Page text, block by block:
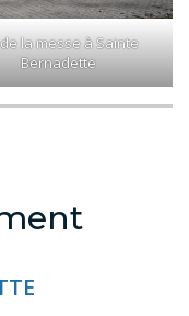
la messe à Sainte
Bernadette